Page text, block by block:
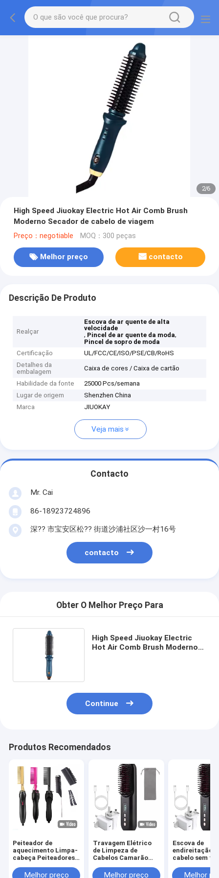
2/6
High Speed Jiuokay Electric Hot Air Comb Brush
Moderno Secador de cabelo de viagem
Preço：negotiable MOQ：300 peças
Melhor preço contacto
Descrição De Produto
Realçar
Escova de ar quente de alta
velocidade
, Pincel de ar quente da moda,
Pincel de sopro de moda
Certificação
UL/FCC/CE/ISO/PSE/CB/RoHS
Detalhes da
embalagem
Caixa de cores / Caixa de cartão
Habilidade da fonte
25000 Pcs/semana
Lugar de origem
Shenzhen China
Marca
JIUOKAY
Veja mais
Contacto
Mr. Cai
86-18923724896
深?? 市宝安区松?? 街道沙浦社区沙一村16号
contacto
Obter O Melhor Preço Para
High Speed Jiuokay Electric
Hot Air Comb Brush Moderno
Continue
Produtos Recomendados
Peiteador de
aquecimento Limpa-
cabeça Peiteadores
cerâmicos
Melhor preço
Travagem Elétrico
de Limpeza de
Cabelos Camarão
recarregável e 6 pés
Melhor preço
Escova de
endireitação
cabelo sem fio
temperatura
Melhor